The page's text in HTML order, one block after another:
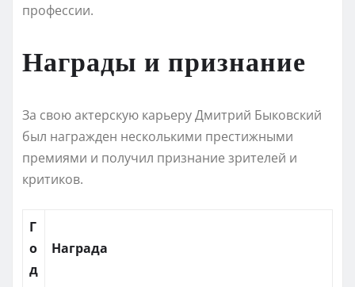
профессии.
Награды и признание
За свою актерскую карьеру Дмитрий Быковский
был награжден несколькими престижными
премиями и получил признание зрителей и
критиков.
Г
о
д
Награда